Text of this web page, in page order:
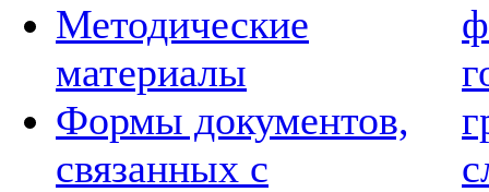
Методические
материалы
Формы документов,
связанных с